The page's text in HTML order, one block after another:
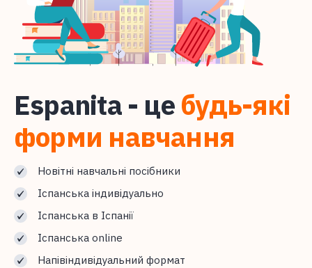
Espanita - цебудь-які
форми навчання
Новітні навчальні посібники
Іспанська індивідуально
Іспанська в Іспанії
Іспанська online
Напівіндивідуальний формат